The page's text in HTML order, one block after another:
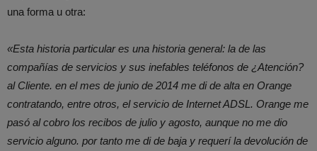
una forma u otra:
«Esta historia particular es una historia general: la de las
compañías de servicios y sus inefables teléfonos de ¿Atención?
al Cliente. en el mes de junio de 2014 me di de alta en Orange
contratando, entre otros, el servicio de Internet ADSL. Orange me
pasó al cobro los recibos de julio y agosto, aunque no me dio
servicio alguno. por tanto me di de baja y requerí la devolución de